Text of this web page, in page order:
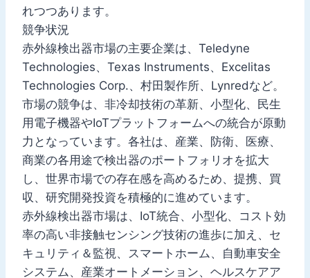
れつつあります。
競争状況
赤外線検出器市場の主要企業は、Teledyne
Technologies、Texas Instruments、Excelitas
Technologies Corp.、村田製作所、Lynredなど。
市場の競争は、非冷却技術の革新、小型化、民生
用電子機器やIoTプラットフォームへの統合が原動
力となっています。各社は、産業、防衛、医療、
商業の各用途で検出器のポートフォリオを拡大
し、世界市場での存在感を高めるため、提携、買
収、研究開発投資を積極的に進めています。
赤外線検出器市場は、IoT統合、小型化、コスト効
率の高い非接触センシング技術の進歩に加え、セ
キュリティ＆監視、スマートホーム、自動車安全
システム、産業オートメーション、ヘルスケアア